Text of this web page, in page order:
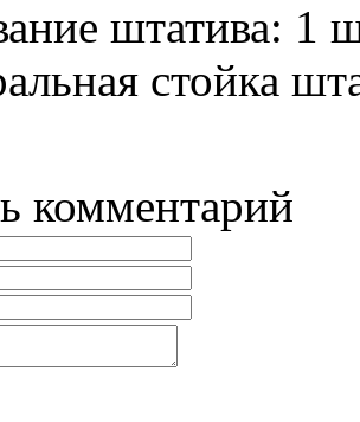
штатива: 1
стойка
комментарий